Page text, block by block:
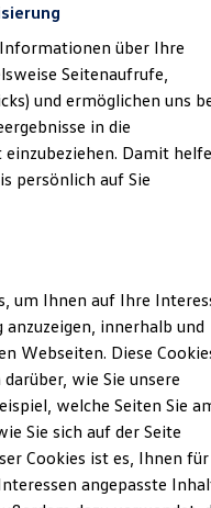
Volkswagen
& Rechtliches)
18:00
-13:00 Uhr
über Ihre
Seitenaufrufe,
und ermöglichen uns
in die
Damit
persönlich auf Sie
um Ihnen auf Ihre
innerhalb und
Webseiten. Diese
wie Sie unsere
welche Seiten Sie
Sie sich auf der Seite
Cookies ist es, Ihnen für
angepasste